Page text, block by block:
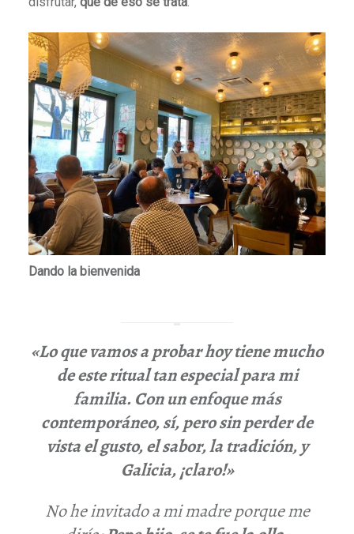
Dando la bienvenida
«Lo que vamos a probar hoy tiene mucho
de este ritual tan especial para mi
familia. Con un enfoque más
contemporáneo, sí, pero sin perder de
vista el gusto, el sabor, la tradición, y
Galicia, ¡claro!»
No he invitado a mi madre porque me